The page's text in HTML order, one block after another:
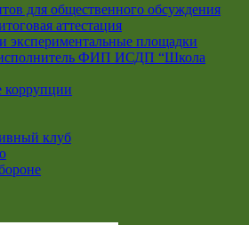
для общественного обсуждения
аттестация
экспериментальные площадки
ФИП ИСДП “Школа
коррупции
клуб